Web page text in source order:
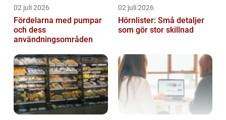
02 juli 2026
Fördelarna med pumpar
och dess
användningsområden
02 juli 2026
Hörnlister: Små detaljer
som gör stor skillnad